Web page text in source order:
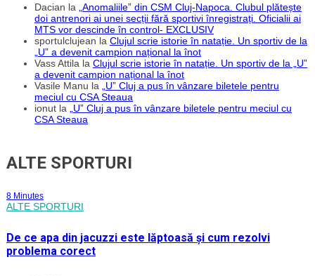
Dacian la
„Anomaliile” din CSM Cluj-Napoca. Clubul plătește
doi antrenori ai unei secții fără sportivi înregistrați. Oficialii ai
MTS vor descinde în control- EXCLUSIV
sportulclujean la Clujul scrie istorie în natație. Un sportiv de la
„U” a devenit campion național la înot
Vass Attila la Clujul scrie istorie în natație. Un sportiv de la „U”
a devenit campion național la înot
Vasile Manu la
„U” Cluj a pus în vânzare biletele pentru
meciul cu CSA Steaua
ionut la
„U” Cluj a pus în vânzare biletele pentru meciul cu
CSA Steaua
ALTE SPORTURI
8 Minutes
ALTE SPORTURI
De ce apa din jacuzzi este lăptoasă și cum rezolvi
problema corect